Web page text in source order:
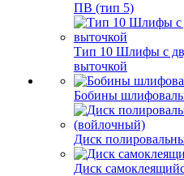
ПВ (тип 5)
Тип 10 Шлифы с
выточкой
Бобины
Диск
Диск